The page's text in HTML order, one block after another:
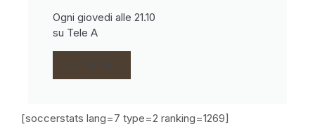
Ogni giovedi alle 21.10
su Tele A
CLICCA
[soccerstats lang=7 type=2 ranking=1269]